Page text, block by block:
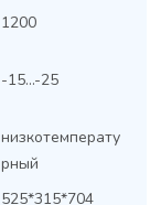
1200
-15...-25
низкотемперату
рный
525*315*704